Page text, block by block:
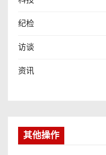
纪检
访谈
资讯
其他操作